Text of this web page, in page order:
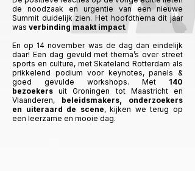
de noodzaak en urgentie van een nieuwe
Summit duidelijk zien. Het hoofdthema dit jaar
was verbinding maakt impact.
En op 14 november was de dag dan eindelijk
daar! Een dag gevuld met thema’s over street
sports en culture, metSkateland Rotterdam als
prikkelend podium voor keynotes, panels &
goed gevulde workshops. Met 140
bezoekers uit Groningen tot Maastricht en
Vlaanderen, beleidsmakers, onderzoekers
en uiteraard de scene, kijken we terug op
een leerzame en mooie dag.